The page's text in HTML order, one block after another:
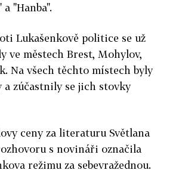
"Hanba".
Lukašenkově politice se už
ve městech Brest, Mohylov,
Na všech těchto místech byly
a zúčastnily se jich stovky
ceny za literaturu Světlana
s novináři označila
režimu za sebevražednou.